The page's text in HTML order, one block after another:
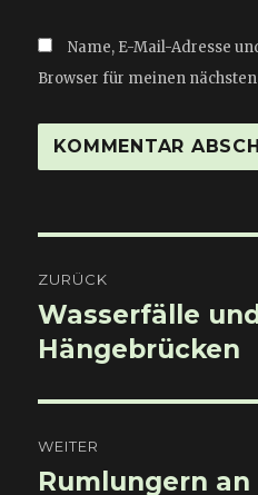
Name, E-Mail-Adresse
Browser für meinen
ZURÜCK
Vorheriger
Beitrag:
Wasserfälle
Hängebrücken
WEITER
Nächster
Rumlungern an